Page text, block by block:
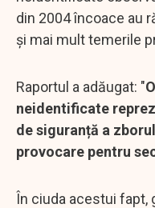
din 2004 încoace au
și mai mult temerile
Raportul a adăugat: "
neidentificate
de siguranță a
provocare pentru
În ciuda acestui fapt,